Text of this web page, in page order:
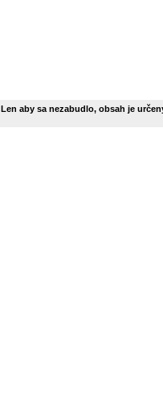
Len aby sa nezabudlo, obsah je